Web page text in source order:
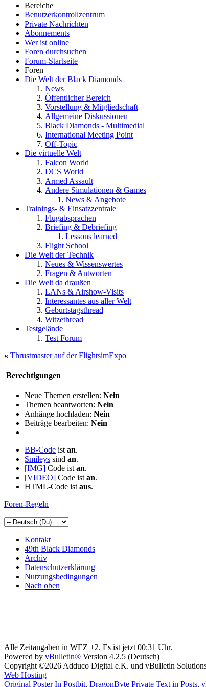
Bereiche
Benutzerkontrollzentrum
Private Nachrichten
Abonnements
Wer ist online
Foren durchsuchen
Forum-Startseite
Foren
Die Welt der Black Diamonds
News
Öffentlicher Bereich
Vorstellung & Mitgliedschaft
Allgemeine Diskussionen
Black Diamonds - Multimedial
International Meeting Point
Off-Topic
Die virtuelle Welt
Falcon World
DCS World
Armed Assault
Andere Simulationen & Games
News & Angebote
Trainings- & Einsatzzentrale
Flugabsprachen
Briefing & Debriefing
Lessons learned
Flight School
Die Welt der Technik
Neues & Wissenswertes
Fragen & Antworten
Die Welt da draußen
LANs & Airshow-Visits
Interessantes aus aller Welt
Geburtstagsthread
Witzethread
Testgelände
Test Forum
« Thrustmaster auf der FlightsimExpo
Berechtigungen
Neue Themen erstellen: Nein
Themen beantworten: Nein
Anhänge hochladen: Nein
Beiträge bearbeiten: Nein
BB-Code ist an.
Smileys sind an.
[IMG] Code ist an.
[VIDEO] Code ist an.
HTML-Code ist aus.
Foren-Regeln
Kontakt
49th Black Diamonds
Archiv
Datenschutzerklärung
Nutzungsbedingungen
Nach oben
Alle Zeitangaben in WEZ +2. Es ist jetzt 00:31 Uhr.
Powered by vBulletin® Version 4.2.5 (Deutsch)
Copyright ©2026 Adduco Digital e.K. und vBulletin
Web Hosting
Original Poster In Postbit, DragonByte Private Text in Posts,